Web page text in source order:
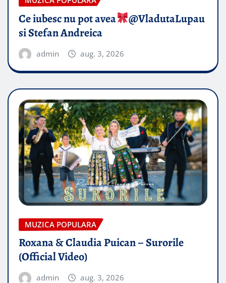
Ce iubesc nu pot avea
​@VladutaLupau
si Stefan Andreica
admin aug. 3, 2026
MUZICA POPULARA
Roxana & Claudia Puican – Surorile
(Official Video)
admin aug. 3, 2026